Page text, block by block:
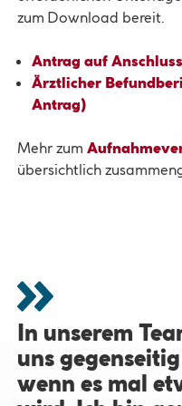
zum Download bereit.
Antrag auf
Ärztlicher
Antrag)
Mehr zum
übersichtlich
In unserem
uns
wenn es mal
In unserem
uns
wenn es mal
In unserem
uns
wenn es mal